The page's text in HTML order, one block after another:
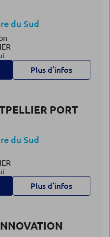
du Sud
Plus d’infos
PORT
du Sud
Plus d’infos